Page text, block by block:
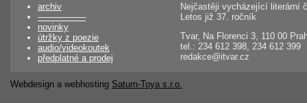
archiv
––––––––––
novinky
útržky z poezie
audio/videokoutek
předplatné a prodej
Nejčastěji vycházející literární
Letos již 37. ročník
Tvar, Na Florenci 3, 110 00
tel.: 234 612 398, 234 612 399
redakce@itvar.cz
Webdesign a webhosting Saturn-Toya s.r.o.